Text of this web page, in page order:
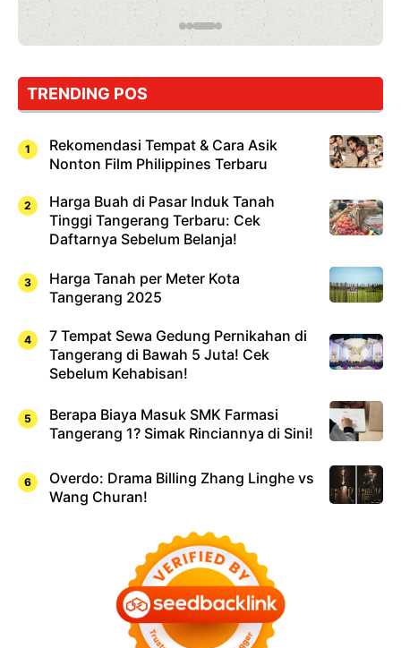
TRENDING POS
Rekomendasi Tempat & Cara Asik
Nonton Film Philippines Terbaru
Harga Buah di Pasar Induk Tanah
Tinggi Tangerang Terbaru: Cek
Daftarnya Sebelum Belanja!
Harga Tanah per Meter Kota
Tangerang 2025
7 Tempat Sewa Gedung Pernikahan di
Tangerang di Bawah 5 Juta! Cek
Sebelum Kehabisan!
Berapa Biaya Masuk SMK Farmasi
Tangerang 1? Simak Rinciannya di Sini!
Overdo: Drama Billing Zhang Linghe vs
Wang Churan!